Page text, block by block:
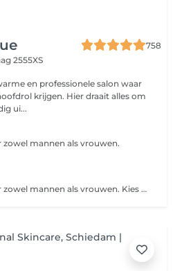
758
2555XS
en professionele salon waar
krijgen. Hier draait alles om
ui...
zowel mannen als vrouwen.
Deze behandeling is voor zowel mannen als vrouwen. Kies uit 10, 20, 30 of 40 folies. Het kleuren van haarlokken in een iets lichtere en/of donkerdere tint dan je eigen (gekleurde of natuurlijke) haarkleur, waardoor deze mooi en natuurlijk wordt opgelicht en/of meer diepte krijgt.